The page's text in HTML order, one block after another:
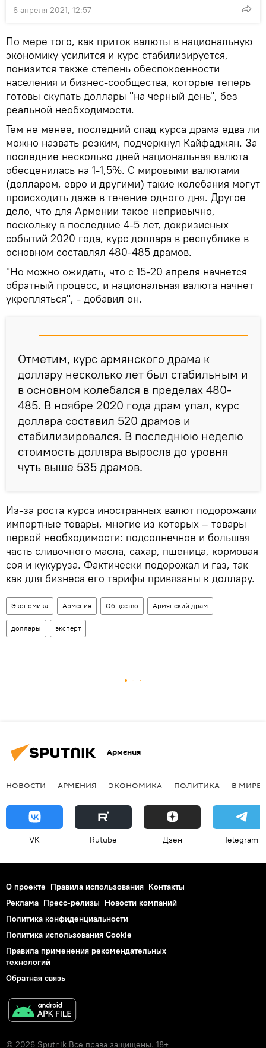
6 апреля 2021, 12:57
По мере того, как приток валюты в национальную
экономику усилится и курс стабилизируется,
понизится также степень обеспокоенности
населения и бизнес-сообщества, которые теперь
готовы скупать доллары "на черный день", без
реальной необходимости.
Тем не менее, последний спад курса драма едва ли
можно назвать резким, подчеркнул Кайфаджян. За
последние несколько дней национальная валюта
обесценилась на 1-1,5%. С мировыми валютами
(долларом, евро и другими) такие колебания могут
происходить даже в течение одного дня. Другое
дело, что для Армении такое непривычно,
поскольку в последние 4-5 лет, докризисных
событий 2020 года, курс доллара в республике в
основном составлял 480-485 драмов.
"Но можно ожидать, что с 15-20 апреля начнется
обратный процесс, и национальная валюта начнет
укрепляться", - добавил он.
Отметим, курс армянского драма к
доллару несколько лет был стабильным и
в основном колебался в пределах 480-
485. В ноябре 2020 года драм упал, курс
доллара составил 520 драмов и
стабилизировался. В последнюю неделю
стоимость доллара выросла до уровня
чуть выше 535 драмов.
Из-за роста курса иностранных валют подорожали
импортные товары, многие из которых – товары
первой необходимости: подсолнечное и большая
часть сливочного масла, сахар, пшеница, кормовая
соя и кукуруза. Фактически подорожал и газ, так
как для бизнеса его тарифы привязаны к доллару.
Экономика Армения Общество Армянский драм
доллары эксперт
Армения
НОВОСТИ АРМЕНИЯ ЭКОНОМИКА ПОЛИТИКА В МИРЕ
VK Rutube Дзен Telegram
О проекте Правила использования Контакты
Реклама Пресс-релизы Новости компаний
Политика конфиденциальности
Политика использования Cookie
Правила применения рекомендательных
технологий
Обратная связь
© 2026 Sputnik Все права защищены. 18+